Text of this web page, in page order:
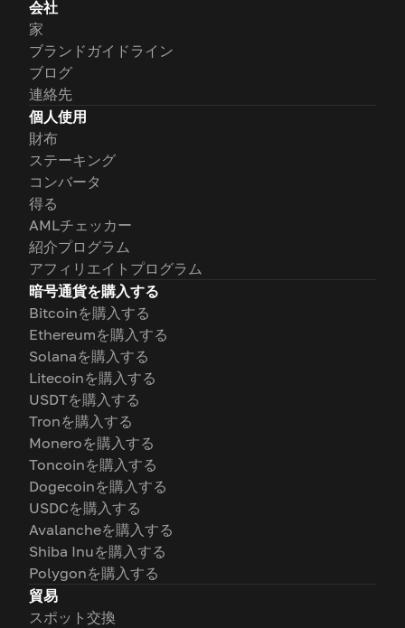
会社
家
ブランドガイドライン
ブログ
連絡先
個人使用
財布
ステーキング
コンバータ
得る
AMLチェッカー
紹介プログラム
アフィリエイトプログラム
暗号通貨を購入する
Bitcoinを購入する
Ethereumを購入する
Solanaを購入する
Litecoinを購入する
USDTを購入する
Tronを購入する
Moneroを購入する
Toncoinを購入する
Dogecoinを購入する
USDCを購入する
Avalancheを購入する
Shiba Inuを購入する
Polygonを購入する
貿易
スポット交換